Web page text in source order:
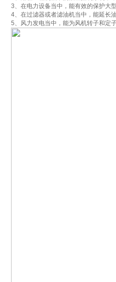
3、在电力设备当中，能有效的保护大
4、在过滤器或者滤油机当中，能延长
5、风力发电当中，能为风机转子和定